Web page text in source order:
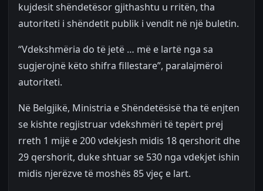
kujdesit shëndetësor gjithashtu u rritën, tha
autoriteti i shëndetit publik i vendit në një buletin.
“Vdekshmëria do të jetë … më e lartë nga sa
sugjerojnë këto shifra fillestare”, paralajmëroi
autoriteti.
Në Belgjikë, Ministria e Shëndetësisë tha të enjten
se kishte regjistruar vdekshmëri të tepërt prej
rreth 1 mijë e 200 vdekjesh midis 18 qershorit dhe
29 qershorit, duke shtuar se 530 nga vdekjet ishin
midis njerëzve të moshës 85 vjeç e lart.